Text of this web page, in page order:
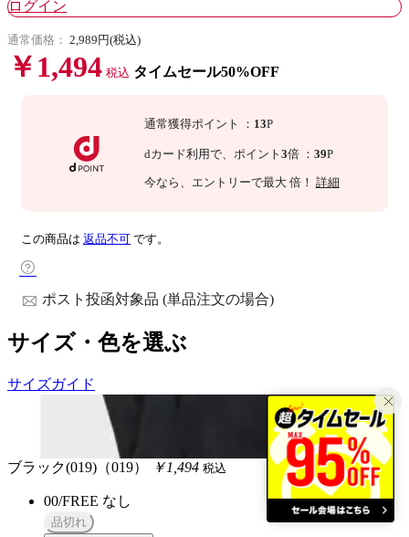
ログイン
通常価格： 2,989円(税込)
￥1,494 税込 タイムセール50%OFF
通常獲得ポイント ： 13P
dカード利用で、 ポイント 3倍 ： 39P
今なら 、エントリーで最大 倍！ 詳細
この商品は 返品不可 です。
ポスト投函対象品 (単品注文の場合)
サイズ・色を選ぶ
サイズガイド
ブラック(019)（019） ￥1,494 税込
00/FREE なし
品切れ